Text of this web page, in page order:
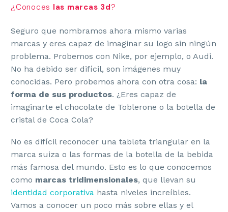
¿Conoces las marcas 3d?
Seguro que nombramos ahora mismo varias
marcas y eres capaz de imaginar su logo sin ningún
problema. Probemos con Nike, por ejemplo, o Audi.
No ha debido ser difícil, son imágenes muy
conocidas. Pero probemos ahora con otra cosa: la
forma de sus productos. ¿Eres capaz de
imaginarte el chocolate de Toblerone o la botella de
cristal de Coca Cola?
No es difícil reconocer una tableta triangular en la
marca suiza o las formas de la botella de la bebida
más famosa del mundo. Esto es lo que conocemos
como marcas tridimensionales, que llevan su
identidad corporativa hasta niveles increíbles.
Vamos a conocer un poco más sobre ellas y el